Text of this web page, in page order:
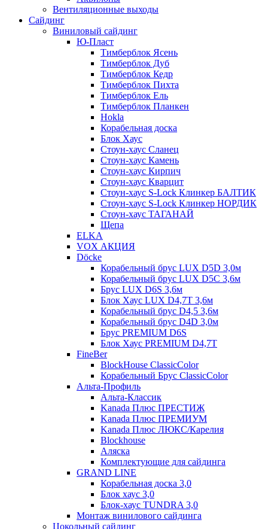
Вентиляционные выходы
Сайдинг
Виниловый сайдинг
Ю-Пласт
Тимберблок Ясень
Тимберблок Дуб
Тимберблок Кедр
Тимберблок Пихта
Тимберблок Ель
Тимберблок Планкен
Hokla
Корабельная доска
Блок Хаус
Стоун-хаус Сланец
Стоун-хаус Камень
Стоун-хаус Кирпич
Стоун-хаус Кварцит
Стоун-хаус S-Lock Клинкер БАЛТИК
Стоун-хаус S-Lock Клинкер НОРДИК
Стоун-хаус ТАГАНАЙ
Щепа
ELKA
VOX АКЦИЯ
Döcke
Корабельный брус LUX D5D 3,0м
Корабельный брус LUX D5C 3,6м
Брус LUX D6S 3,6м
Блок Хаус LUX D4,7T 3,6м
Корабельный брус D4,5 3,6м
Корабельный брус D4D 3,0м
Брус PREMIUM D6S
Блок Хаус PREMIUM D4,7T
FineBer
BlockHouse ClassicColor
Корабельный Брус ClassicColor
Альта-Профиль
Альта-Классик
Kanada Плюс ПРЕСТИЖ
Kanada Плюс ПРЕМИУМ
Kanada Плюс ЛЮКС/Карелия
Blockhouse
Аляска
Комплектующие для сайдинга
GRAND LINE
Корабельная доска 3,0
Блок хаус 3,0
Блок-хаус TUNDRA 3,0
Монтаж винилового сайдинга
Цокольный сайдинг